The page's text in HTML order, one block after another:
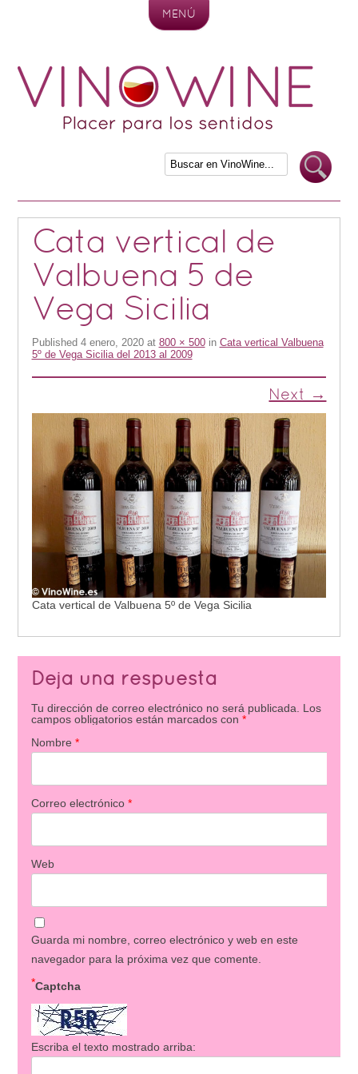
MENÚ
Cata vertical de
Valbuena 5 de
Vega Sicilia
Published 4 enero, 2020at 800 × 500in Cata vertical Valbuena
5º de Vega Sicilia del 2013 al 2009
Next →
Cata vertical de Valbuena 5º de Vega Sicilia
Deja una respuesta
Tu dirección de correo electrónico no será publicada.
Los
campos obligatorios están marcados con *
Nombre *
Correo electrónico *
Web
Guarda mi nombre, correo electrónico y web en este
navegador para la próxima vez que comente.
Captcha
*
Escriba el texto mostrado arriba: